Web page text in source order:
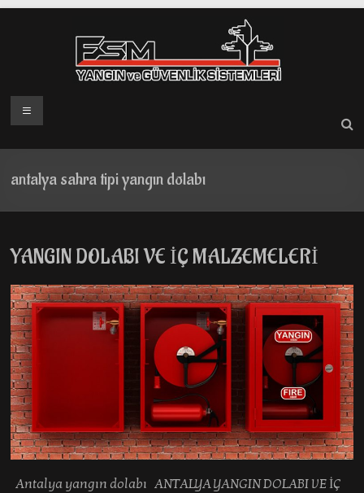
Menü
antalya sahra tipi yangın dolabı
YANGIN DOLABI VE İÇ MALZEMELERİ
Antalya yangın dolabı ANTALYA YANGIN DOLABI VE İÇ